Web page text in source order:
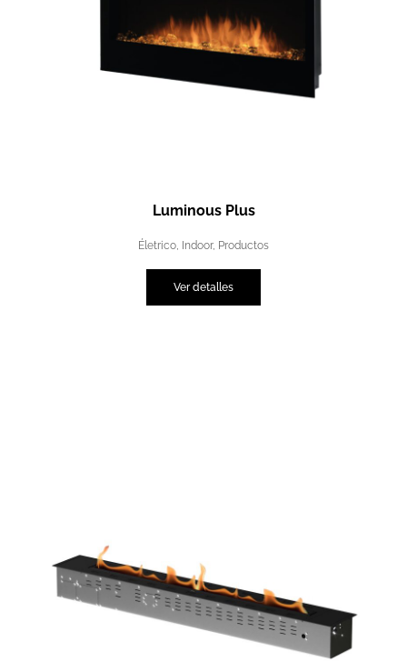
Luminous Plus
Életrico, Indoor, Productos
Ver detalles